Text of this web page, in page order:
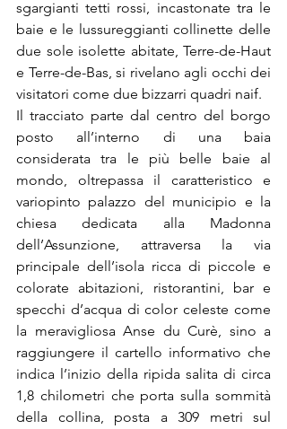
sgargianti tetti rossi, incastonate tra le
baie e le lussureggianti collinette delle
due sole isolette abitate, Terre-de-Haut
e Terre-de-Bas, si rivelano agli occhi dei
visitatori come due bizzarri quadri naif.
Il tracciato parte dal centro del borgo
posto all’interno di una baia
considerata tra le più belle baie al
mondo, oltrepassa il caratteristico e
variopinto palazzo del municipio e la
chiesa dedicata alla Madonna
dell’Assunzione, attraversa la via
principale dell’isola ricca di piccole e
colorate abitazioni, ristorantini, bar e
specchi d’acqua di color celeste come
la meravigliosa Anse du Curè, sino a
raggiungere il cartello informativo che
indica l’inizio della ripida salita di circa
1,8 chilometri che porta sulla sommità
della collina, posta a 309 metri sul